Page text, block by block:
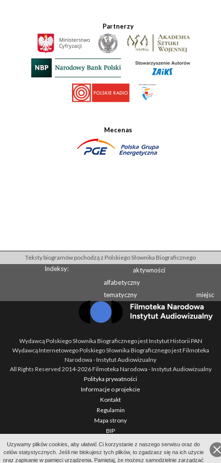
Partnerzy
Mecenas
Uzywamy plików cookies, aby ułatwić Ci korzystanie z naszego serwisu oraz do
celów statystycznych. Jeśli nie blokujesz tych plików, to zgadzasz się na ich użycie
oraz zapisanie w pamięci urządzenia. Pamiętaj, że możesz samodzielnie zarządzać
Teksty biogramów pochodzą z Polskiego Słownika Biograficznego
Indeksy:
aktywności
alfabetyczny
tematyczny
miejsc
Wydawcą Polskiego Słownika Biograficznego jest Instytut Historii PAN
Wydawcą Internetowego Polskiego Słownika Biograficznego jest Filmoteka
Narodowa - Instytut Audiowizualny
All Rights Reserved 2014-2026Filmoteka Narodowa - Instytut Audiowizualny
Polityka prywatności
Informacje o projekcie
Kontakt
Regulamin
Mapa strony
BIP